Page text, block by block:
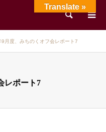
検索
月度、みちのくオフ会レポート7
レポート7
Translate »